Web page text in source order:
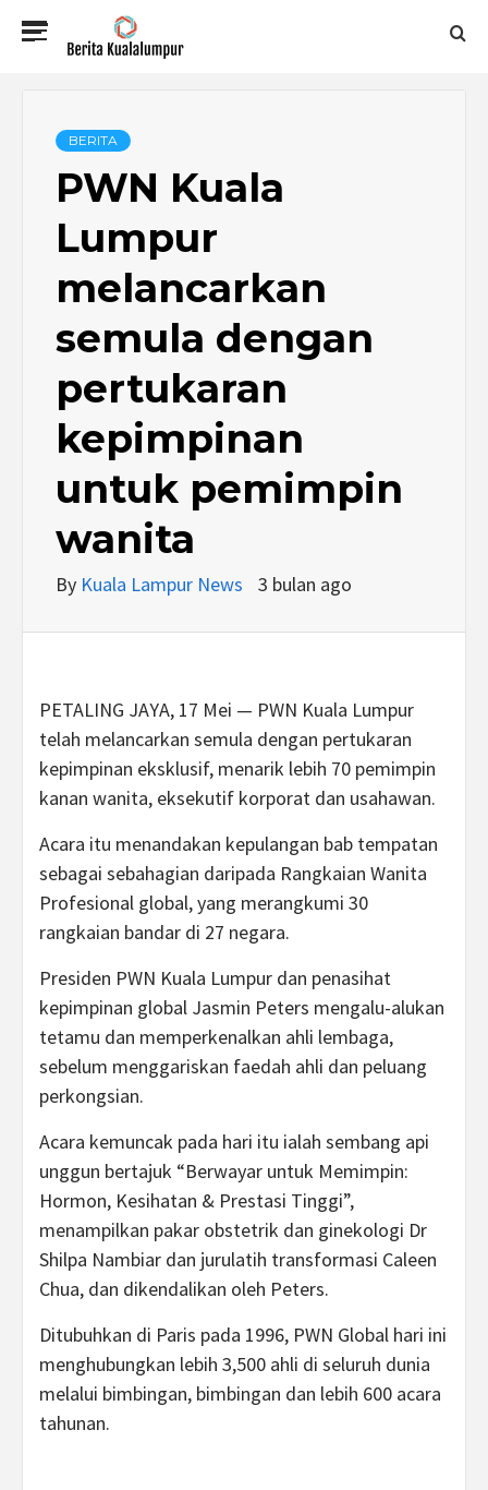
BERITA
KUALALUMPUR
BERITA
PWN Kuala
Lumpur
melancarkan
semula dengan
pertukaran
kepimpinan
untuk pemimpin
wanita
By Kuala Lampur News 3 bulan ago
PETALING JAYA, 17 Mei — PWN Kuala Lumpur
telah melancarkan semula dengan pertukaran
kepimpinan eksklusif, menarik lebih 70 pemimpin
kanan wanita, eksekutif korporat dan usahawan.
Acara itu menandakan kepulangan bab tempatan
sebagai sebahagian daripada Rangkaian Wanita
Profesional global, yang merangkumi 30
rangkaian bandar di 27 negara.
Presiden PWN Kuala Lumpur dan penasihat
kepimpinan global Jasmin Peters mengalu-alukan
tetamu dan memperkenalkan ahli lembaga,
sebelum menggariskan faedah ahli dan peluang
perkongsian.
Acara kemuncak pada hari itu ialah sembang api
unggun bertajuk “Berwayar untuk Memimpin:
Hormon, Kesihatan & Prestasi Tinggi”,
menampilkan pakar obstetrik dan ginekologi Dr
Shilpa Nambiar dan jurulatih transformasi Caleen
Chua, dan dikendalikan oleh Peters.
Ditubuhkan di Paris pada 1996, PWN Global hari ini
menghubungkan lebih 3,500 ahli di seluruh dunia
melalui bimbingan, bimbingan dan lebih 600 acara
tahunan.